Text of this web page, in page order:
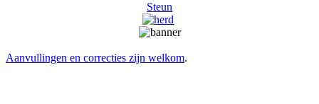
Steun
Aanvullingen en correcties zijn welkom.